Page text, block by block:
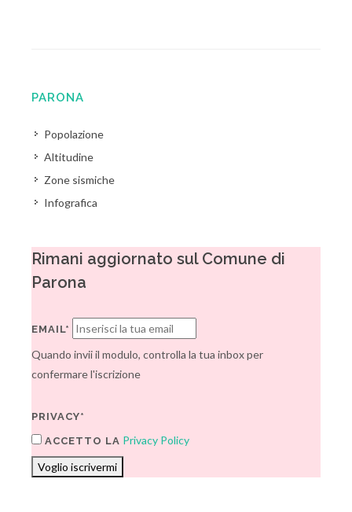
PARONA
Popolazione
Altitudine
Zone sismiche
Infografica
Rimani aggiornato sul Comune di
Parona
EMAIL*
Quando invii il modulo, controlla la tua inbox per
confermare l'iscrizione
PRIVACY*
ACCETTO LA Privacy Policy
Voglio iscrivermi